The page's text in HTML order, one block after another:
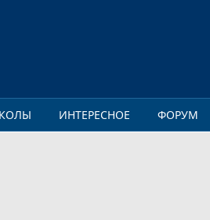
ИНТЕРЕСНОЕ ФОРУМ